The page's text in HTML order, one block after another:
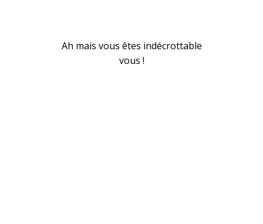
Ah mais vous êtes indécrottable
vous !